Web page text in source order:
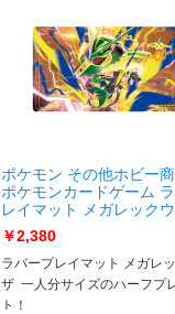
ポケモン その他ホビー
ポケモンカードゲーム
レイマット メガレック
ﾝｶｰﾄﾞｹﾞｰﾑﾗﾊﾞｰﾌﾟﾚｲﾏｯﾄﾒｶ
￥2,380
ラバープレイマット メガレ
ザ 一人分サイズのハーフプ
ト！